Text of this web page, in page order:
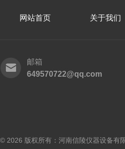
网站首页 关于我们
邮箱
649570722@qq.com
© 2026 版权所有：河南信陵仪器设备有